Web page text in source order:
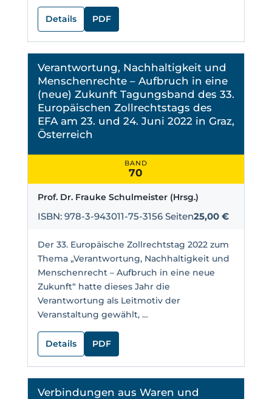
Details PDF
Verantwortung, Nachhaltigkeit und
Menschenrechte – Aufbruch in eine
(neue) Zukunft Tagungsband des 33.
Europäischen Zollrechtstags des
EFA am 23. und 24. Juni 2022 in Graz,
Österreich
BAND
70
Prof. Dr. Frauke Schulmeister (Hrsg.)
ISBN: 978-3-943011-75-3156 Seiten25,00 €
Der 33. Europäische Zollrechtstag 2022 zum
Thema „Verantwortung, Nachhaltigkeit und
Menschenrecht – Aufbruch in eine neue
Zukunft“ hatte dieses Jahr die
Verantwortung als Leitmotiv der
Veranstaltung gewählt, …
Details PDF
Verbindungen aus Waren und